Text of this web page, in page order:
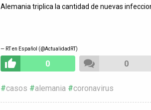
Alemania triplica la cantidad de nuevas
— RT en Español (@ActualidadRT)
0 0
casos alemania coronavirus